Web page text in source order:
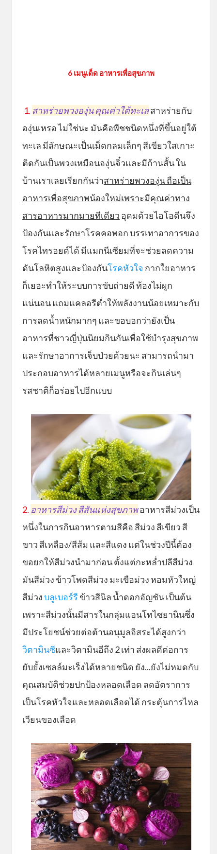
6 เมนูเด็ด อาหารเพื่อสุขภาพ
1. สาหร่ายพวงองุ่น คุณค่าใต้ทะเลสาหร่ายกับ
องุ่นเหรอ ไม่ใช่นะ มันคือพืชชนิดหนึ่งที่ขึ้นอยู่ใต้
ทะเล มีลักษณะเป็นเม็ดกลมเล็กๆ สีเขียวใสเกาะ
ติดกันเป็นพวงเหมือนองุ่นจิ๋วและมีก้านสั้น ใน
บ้านเราเลยเรียกกันว่าสาหร่ายพวงองุ่น ถือเป็น
อาหารเพื่อสุขภาพน้องใหม่เพราะมีคุณค่าทาง
สารอาหารมากมายทีเดียว อุดมด้วยไอโอดีนจึง
ป้องกันและรักษาโรคคอพอก บรรเทาอาการของ
โรคไทรอยด์ได้ มีแมกนีเซียมที่จะช่วยลดความ
ดันโลหิตสูงและป้องกันโรคหัวใจ กากใยอาหาร
ก็เยอะทำให้ระบบการขับถ่ายดี ท้องไม่ผูก
แน่นอน แถมแคลอรีต่ำให้พลังงานน้อยเหมาะกับ
การลดน้ำหนักมากๆ และขอบอกว่ายังเป็น
อาหารที่ชาวญี่ปุ่นนิยมกินกันเพื่อใช้บำรุงสุขภาพ
และรักษาอาการเจ็บป่วยด้วยนะ สามารถนำมา
ประกอบอาหารได้หลายเมนูหรือจะกินเล่นๆ
รสชาติก็อร่อยไปอีกแบบ
2. อาหารสีม่วง สีสันแห่งสุขภาพอาหารสีม่วงเป็น
หนึ่งในการกินอาหารตามสีคือ สีม่วง สีเขียว สี
ขาว สีเหลือง/สีส้ม และสีแดง แต่ในช่วงปีนี้ต้อง
ขอยกให้สีม่วงนำมาก่อน ตั้งแต่กะหล่ำปลีสีม่วง
มันสีม่วง ข้าวโพดสีม่วง มะเขือม่วง หอมหัวใหญ่
สีม่วงบลูเบอร์รี ข้าวสีนิล น้ำดอกอัญชัน เป็นต้น
เพราะสีม่วงนั้นมีสารในกลุ่มแอนโทไซยานินซึ่ง
มีประโยชน์ช่วยต่อต้านอนุมูลอิสระได้สูงกว่า
วิตามินซีและวิตามินอีถึง 2 เท่า ส่งผลดีต่อการ
ยับยั้งเซลล์มะเร็งได้หลายชนิด ยัง...ยังไม่หมดกับ
คุณสมบัติช่วยปกป้องหลอดเลือด ลดอัตราการ
เป็นโรคหัวใจและหลอดเลือดได้ กระตุ้นการไหล
เวียนของเลือด